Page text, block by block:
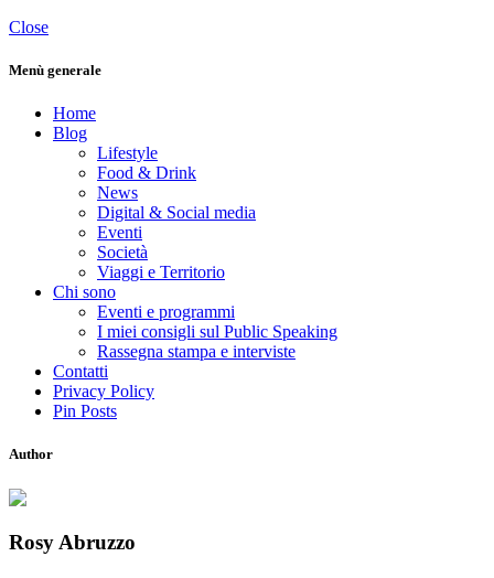
Close
Menù generale
Home
Blog
Lifestyle
Food & Drink
News
Digital & Social media
Eventi
Società
Viaggi e Territorio
Chi sono
Eventi e programmi
I miei consigli sul Public Speaking
Rassegna stampa e interviste
Contatti
Privacy Policy
Pin Posts
Author
Rosy Abruzzo